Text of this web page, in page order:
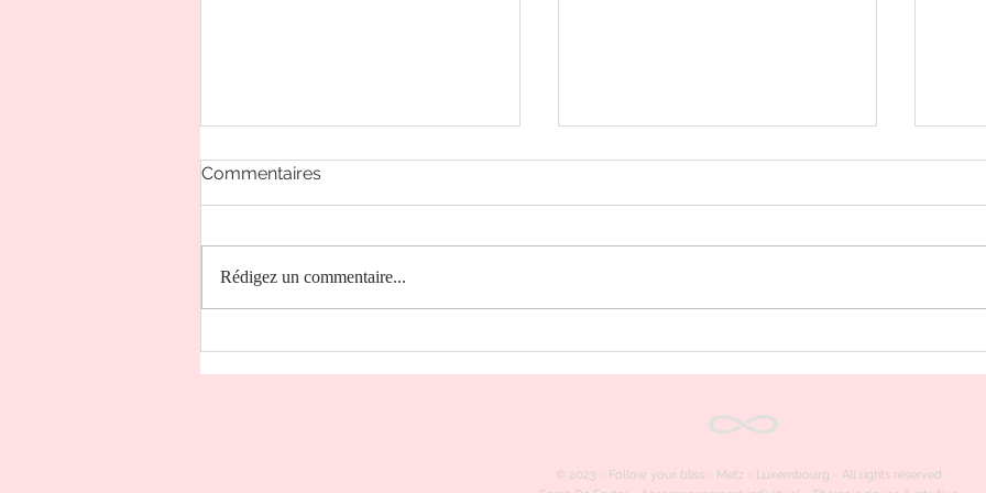
Commentaires
Rédigez un commentaire...
​© 2023 - Follow your bliss - Metz - Luxembourg - All rights reserved